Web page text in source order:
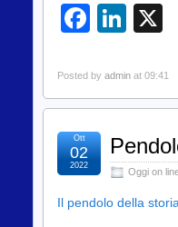
Posted by admin at 09:41
Oggi on
Ott
02
2022
Il pendolo della